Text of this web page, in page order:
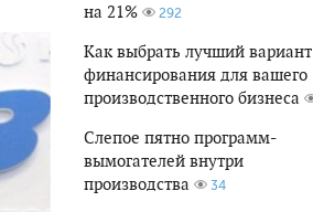
на 21%
292
Как выбрать лучший вариант
финансирования для вашего
производственного бизнеса
Слепое пятно программ-
вымогателей внутри
производства
34